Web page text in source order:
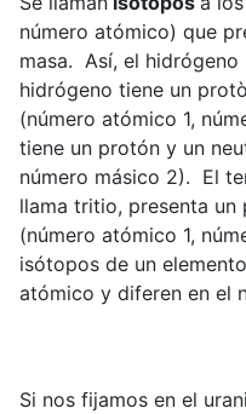
número atómico) que
masa. Así, el
hidrógeno tiene un
(número atómico 1,
tiene un protón y un
número másico 2). El
llama tritio, presenta
(número atómico 1,
isótopos de un
atómico y diferen en el
Si nos fijamos en el